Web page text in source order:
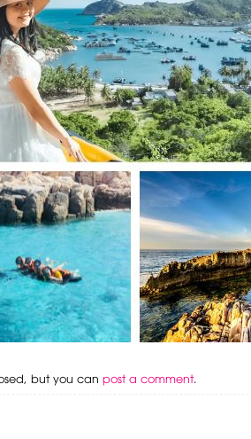
but you can post a comment.